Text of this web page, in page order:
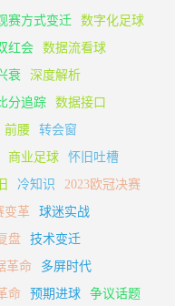
赛方式变迁
数字化足球
红会
数据流看球
衰
深度解析
分追踪
数据接口
前腰
转会窗
商业足球
怀旧吐槽
冷知识
2023欧冠决赛
变革
球迷实战
盘
技术变迁
革命
多屏时代
命 预期进球
争议话题